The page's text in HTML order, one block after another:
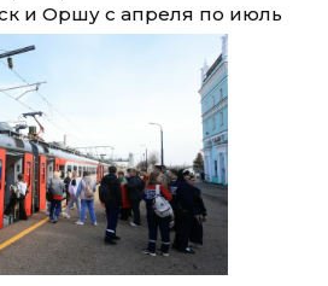
и Оршу с апреля по июль